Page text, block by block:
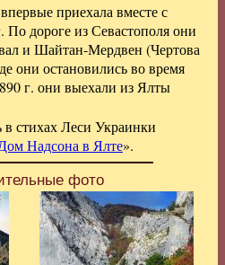
приехала вместе с
По дороге из Севастополя они
и Шайтан-Мердвен (Чертова
они остановились во время
г. они выехали из Ялты
в стихах Леси Украинки
Надсона в Ялте».
фото